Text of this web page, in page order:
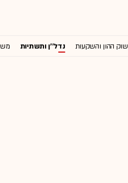
שוק ההון והשקעות נדל''ן ותשתיות